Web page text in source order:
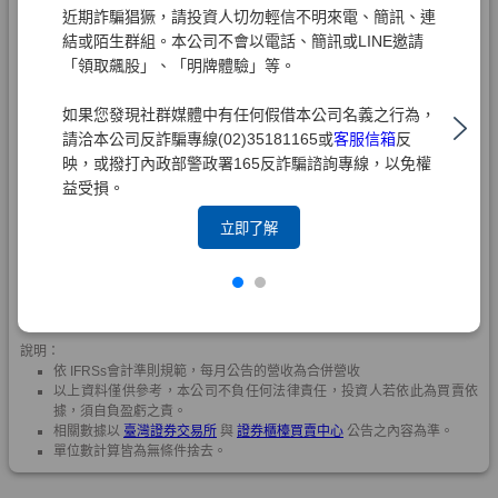
近期詐騙猖獗，請投資人切勿輕信不明來電、簡訊、連
結或陌生群組。本公司不會以電話、簡訊或LINE邀請
「領取飆股」、「明牌體驗」等。
如果您發現社群媒體中有任何假借本公司名義之行為，
請洽本公司反詐騙專線(02)35181165或客服信箱反
映，或撥打內政部警政署165反詐騙諮詢專線，以免權
益受損。
立即了解